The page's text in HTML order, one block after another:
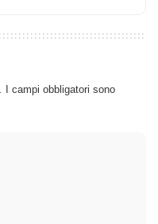
I campi obbligatori sono